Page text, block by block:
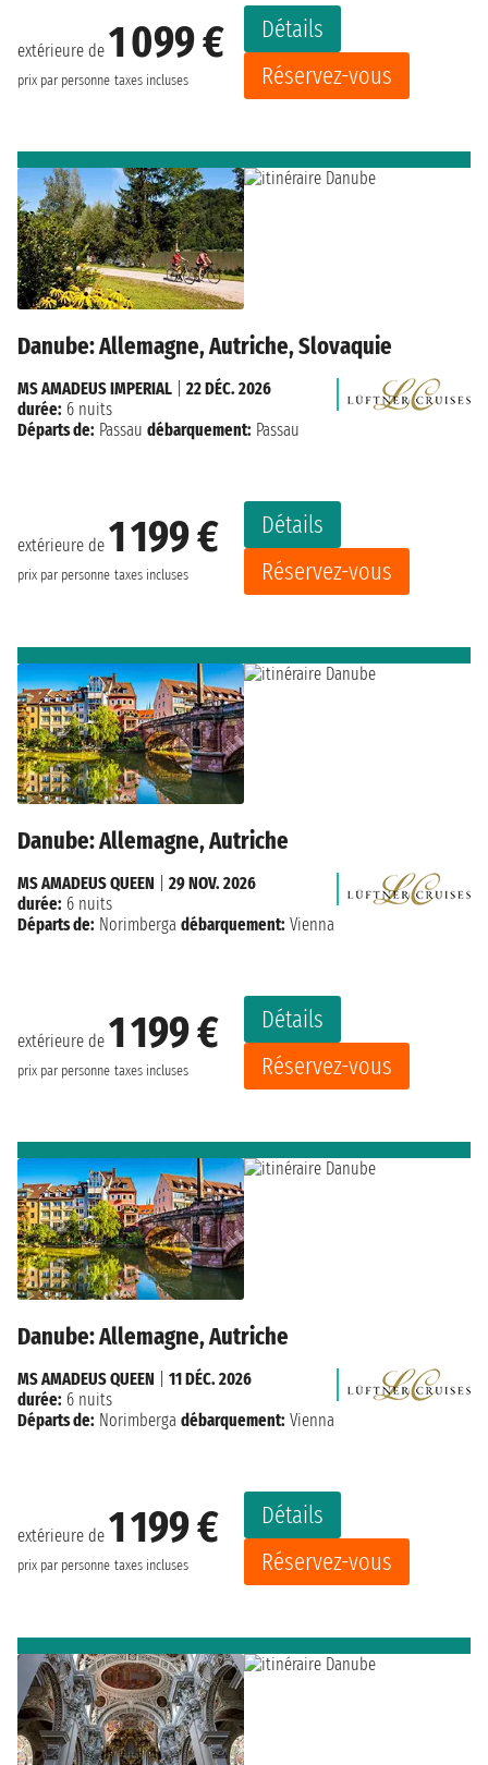
extérieure de 1 099 €
prix par personne taxes incluses
Détails
Réservez-vous
Danube: Allemagne, Autriche, Slovaquie
extérieure de 1 199 €
prix par personne taxes incluses
Détails
Réservez-vous
MS AMADEUS IMPERIAL
22 DÉC. 2026
durée: 6 nuits
Départs de: Passau débarquement: Passau
Danube: Allemagne, Autriche
extérieure de 1 199 €
prix par personne taxes incluses
Détails
Réservez-vous
MS AMADEUS QUEEN
29 NOV. 2026
durée: 6 nuits
Départs de: Norimberga débarquement: Vienna
Danube: Allemagne, Autriche
extérieure de 1 199 €
prix par personne taxes incluses
Détails
Réservez-vous
MS AMADEUS QUEEN
11 DÉC. 2026
durée: 6 nuits
Départs de: Norimberga débarquement: Vienna